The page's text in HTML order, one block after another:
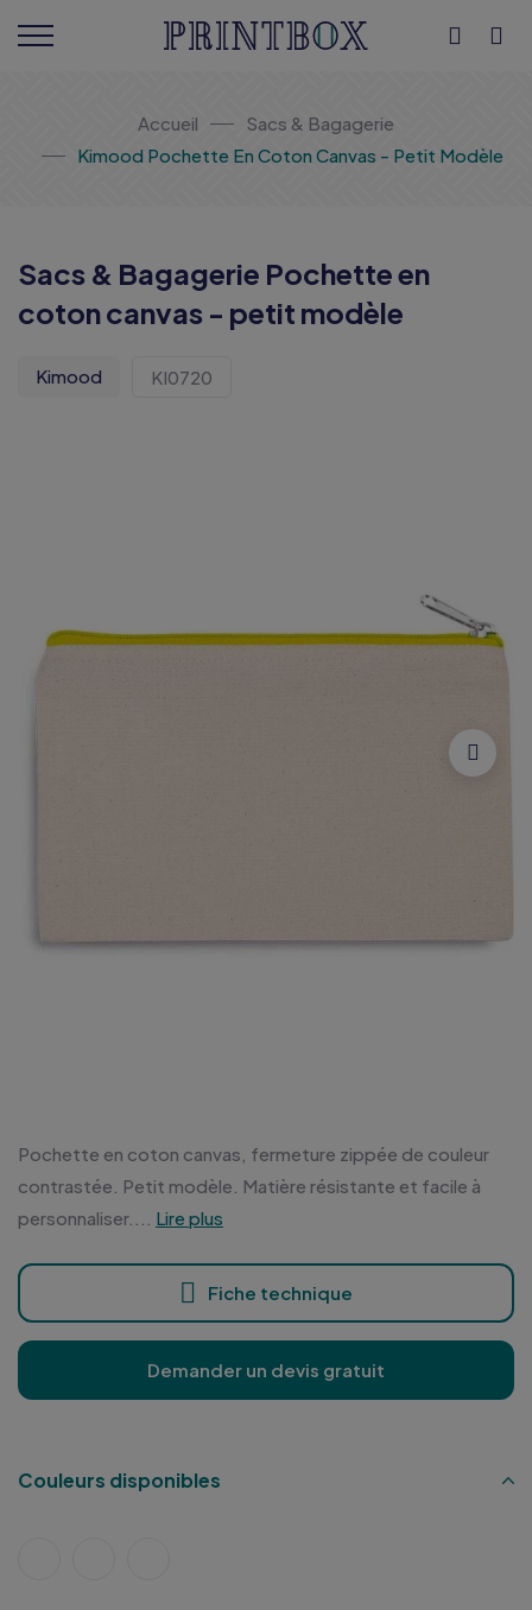
Accueil
Sacs & Bagagerie
Kimood Pochette En Coton Canvas - Petit Modèle
Sacs & Bagagerie Pochette en
coton canvas - petit modèle
Kimood KI0720
Pochette en coton canvas, fermeture zippée de couleur
contrastée. Petit modèle. Matière résistante et facile à
personnaliser....
Lire plus
Fiche technique
Demander un devis gratuit
Couleurs disponibles